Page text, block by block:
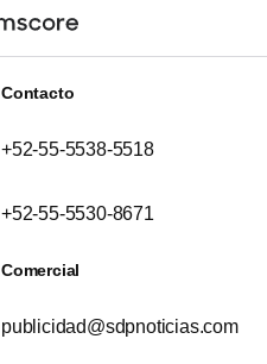
Contacto
+52-55-5538-5518
+52-55-5530-8671
Comercial
publicidad@sdpnoticias.com